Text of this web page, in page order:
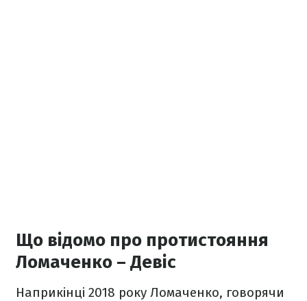
Що відомо про протистояння
Ломаченко – Девіс
Наприкінці 2018 року Ломаченко, говорячи